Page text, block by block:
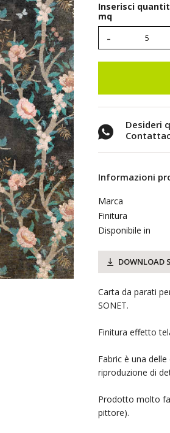
Inserisci
mq
-
Desideri
Informazioni
Marca
Finitura
Disponibile in
DOWNLOAD
Carta da parati
SONET.
Finitura effetto
Fabric è una
riproduzione di
Prodotto molto
pittore).